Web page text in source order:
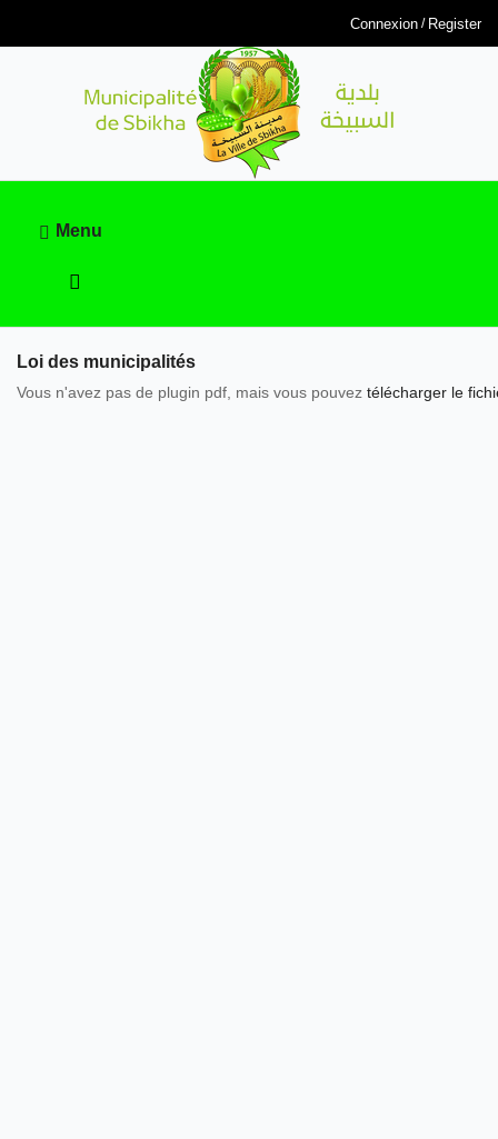
Connexion Register
Menu
Loi des municipalités
Vous n'avez pas de plugin pdf, mais vous pouvez télécharger le